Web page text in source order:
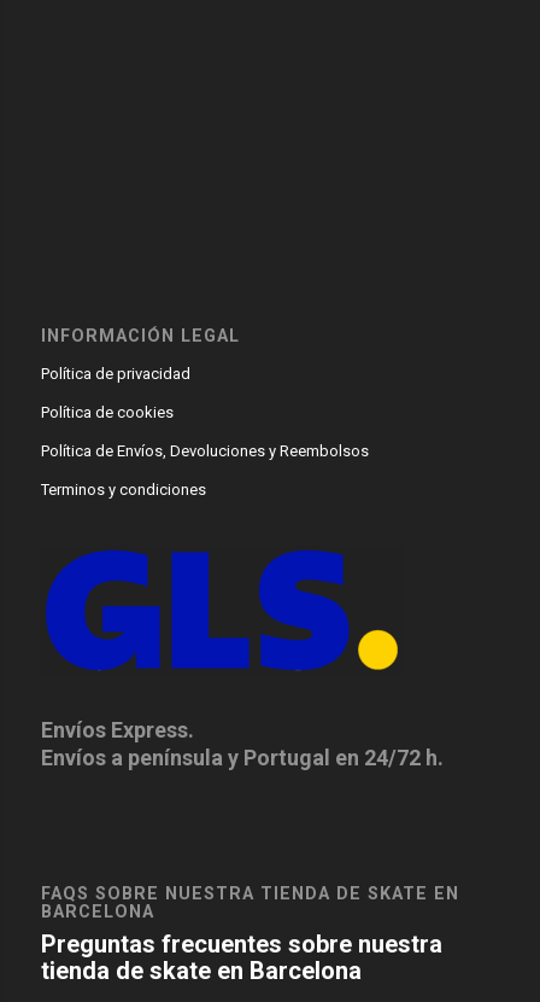
INFORMACIÓN LEGAL
Política de privacidad
Política de cookies
Política de Envíos, Devoluciones y Reembolsos
Terminos y condiciones
Envíos Express.
Envíos a península y Portugal en 24/72 h.
FAQS SOBRE NUESTRA TIENDA DE SKATE EN
BARCELONA
Preguntas frecuentes sobre nuestra
tienda de skate en Barcelona